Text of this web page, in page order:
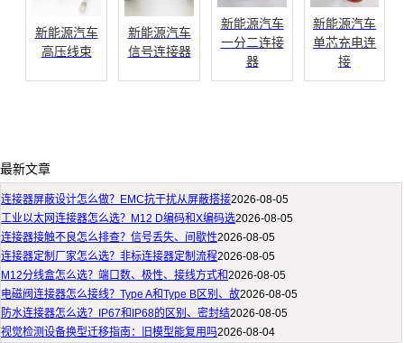
新能源汽车
高压线束
新能源汽车
信号连接器
新能源汽车
一分二连接
器
新能源汽车
单芯充电连
接
最新文章
连接器屏蔽设计怎么做？EMC抗干扰从屏蔽搭接2026-08-05
工业以太网连接器怎么选？M12 D编码和X编码选2026-08-05
连接器接触不良怎么排查？信号丢失、间歇性2026-08-05
连接器定制厂家怎么选？非标连接器定制流程2026-08-05
M12分线盒怎么选？端口数、极性、接线方式和2026-08-05
电磁阀连接器怎么接线？Type A和Type B区别、故2026-08-05
防水连接器怎么选？IP67和IP68的区别、密封结2026-08-05
视觉检测设备换型迁移指南：旧模型能复用吗2026-08-04